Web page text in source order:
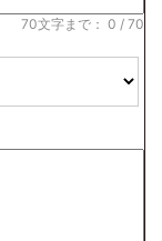
70文字まで： 0 / 70